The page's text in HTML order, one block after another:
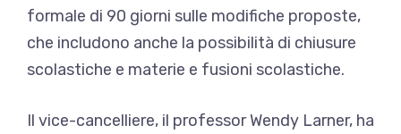
formale di 90 giorni sulle modifiche proposte,
che includono anche la possibilità di chiusure
scolastiche e materie e fusioni scolastiche.
Il vice-cancelliere, il professor Wendy Larner, ha